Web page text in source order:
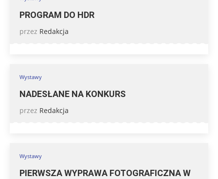
PROGRAM DO HDR
przez Redakcja
Wystawy
NADESŁANE NA KONKURS
przez Redakcja
Wystawy
PIERWSZA WYPRAWA FOTOGRAFICZNA W